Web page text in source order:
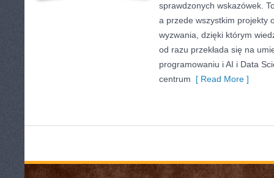
sprawdzonych wskazówek.
a przede wszystkim projekty
wyzwania, dzięki którym
od razu przekłada się na
programowaniu i AI i Data
centrum [ Read More ]